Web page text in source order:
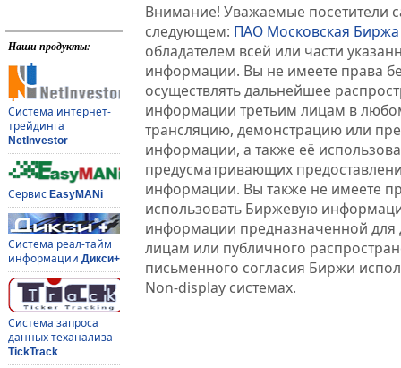
Наши продукты:
Система интернет-
трейдинга
NetInvestor
Сервис EasyMANi
Система реал-тайм
информации Дикси+
Система запроса
данных теханализа
TickTrack
Внимание! Уважаемые посетители
следующем: ПАО Московская Биржа
обладателем всей или части
информации. Вы не имеете права
осуществлять дальнейшее
информации третьим лицам в
трансляцию, демонстрацию или
информации, а также её
предусматривающих
информации. Вы также не имеете
использовать Биржевую
информации предназначенной для
лицам или публичного
письменного согласия Биржи
Non-display системах.